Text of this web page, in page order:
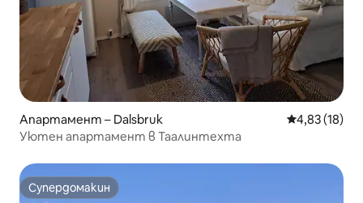
Апартамент – Dalsbruk Средна
4,83 (18)
Уютен апартамент в Таалинтехта
Супердомакин
Супердомакин